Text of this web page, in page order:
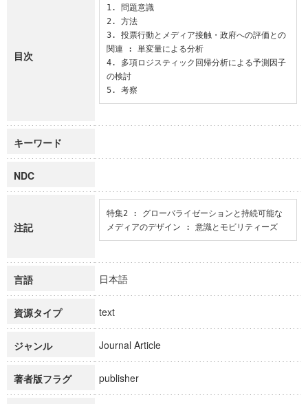
目次
1. 問題意識
2. 方法
3. 投票行動とメディア接触・政府への評価との
関連 : 単変量による分析
4. 多項ロジスティック回帰分析による予測因子
の検討
5. 考察
キーワード
NDC
注記
特集2 : グローバライゼーションと持続可能な
メディアのデザイン : 意識とモビリティーズ
言語 日本語
資源タイプ text
ジャンル Journal Article
著者版フラグ publisher